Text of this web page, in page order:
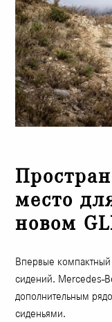
место
новом
Впервые компактный
сидений. Mercedes-
дополнительным
сиденьями.